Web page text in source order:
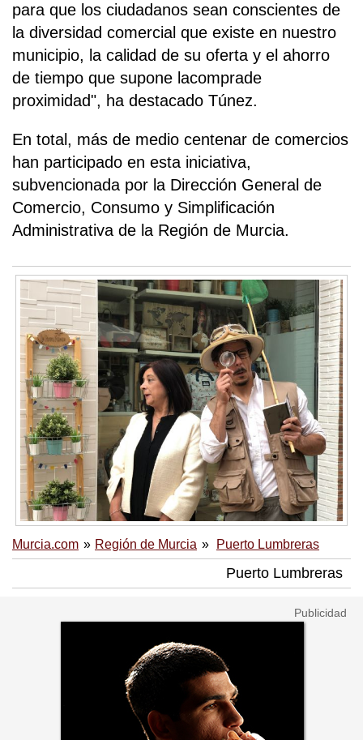
para que los ciudadanos sean conscientes de
la diversidad comercial que existe en nuestro
municipio, la calidad de su oferta y el ahorro
de tiempo que supone lacomprade
proximidad", ha destacado Túnez.
En total, más de medio centenar de comercios
han participado en esta iniciativa,
subvencionada por la Dirección General de
Comercio, Consumo y Simplificación
Administrativa de la Región de Murcia.
Murcia.com Región de Murcia Puerto Lumbreras
Puerto Lumbreras